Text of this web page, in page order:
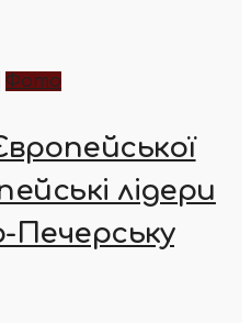
Фото
лідери
Печерську